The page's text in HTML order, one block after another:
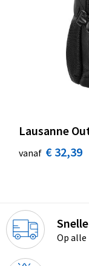
Lausanne
vanaf € 32,39
Op